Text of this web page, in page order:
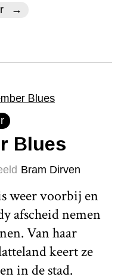
Blues
Bram Dirven
weer voorbij en
afscheid nemen
Van haar
keert ze
in de stad.